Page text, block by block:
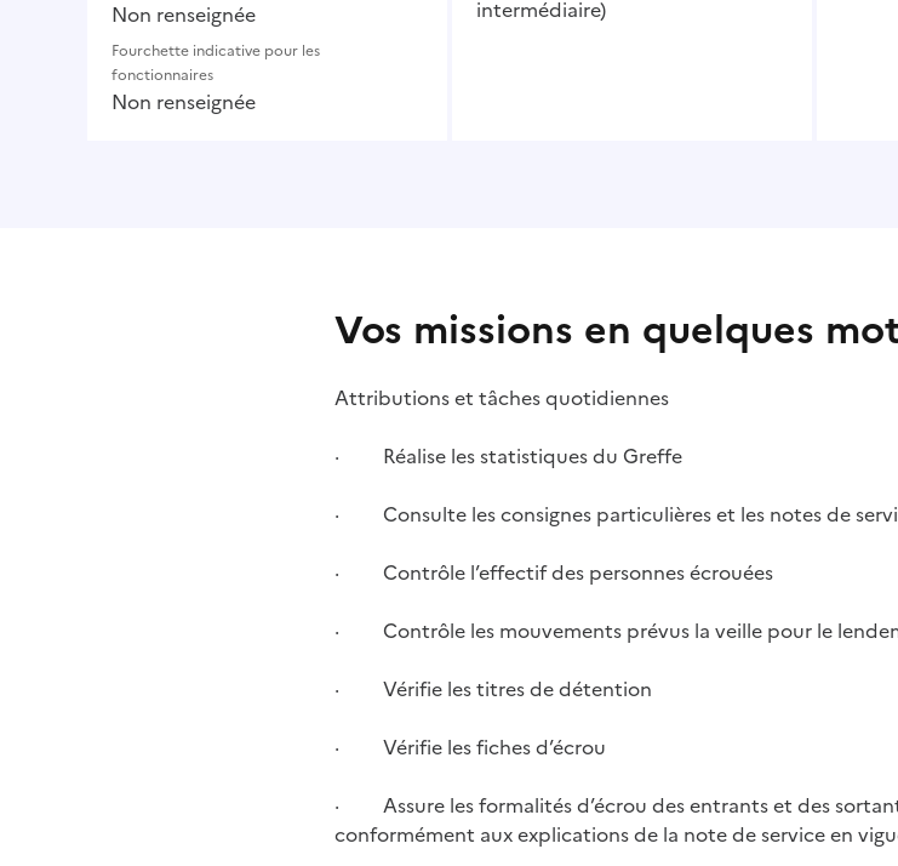
Non renseignée
Fourchette indicative pour les
fonctionnaires
Non renseignée
intermédiaire)
Vos missions en quelques
Attributions et tâches quotidiennes
· Réalise les statistiques du Greffe
· Consulte les consignes particulières et les notes de
· Contrôle l’effectif des personnes écrouées
· Contrôle les mouvements prévus la veille pour le
· Vérifie les titres de détention
· Vérifie les fiches d’écrou
· Assure les formalités d’écrou des entrants et des
conformément aux explications de la note de service en